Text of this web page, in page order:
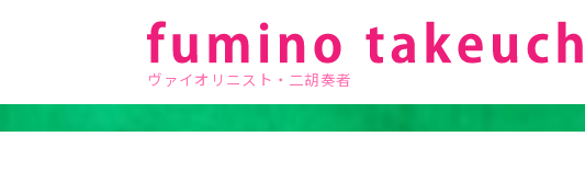
ヴァイオリニスト・二胡奏者